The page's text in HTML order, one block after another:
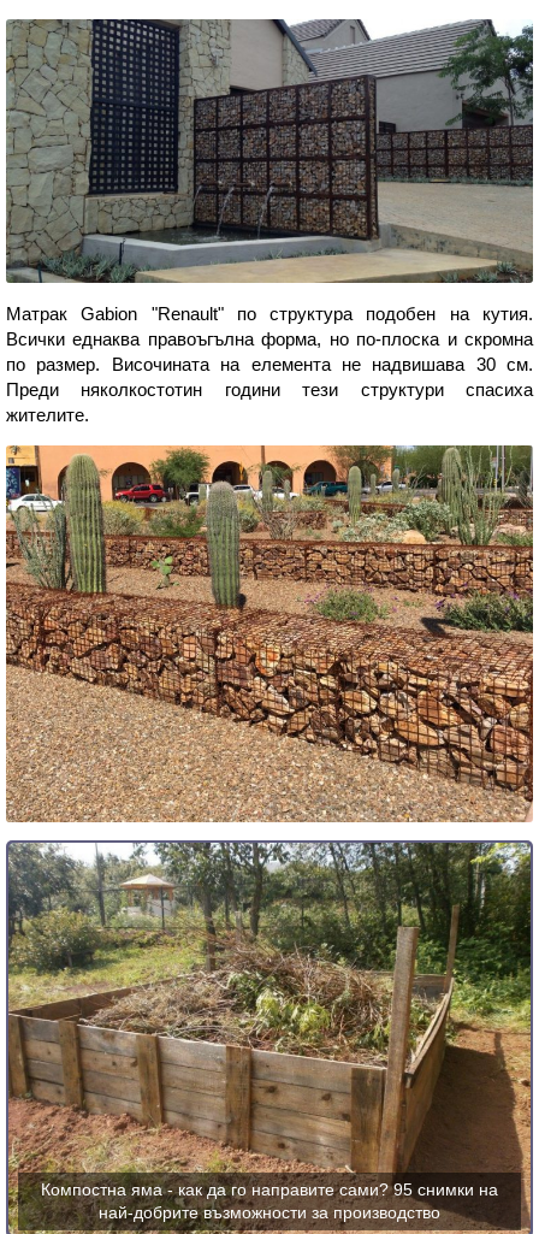
Матрак Gabion "Renault" по структура подобен на кутия.
Всички еднаква правоъгълна форма, но по-плоска и скромна
по размер. Височината на елемента не надвишава 30 см.
Преди няколкостотин години тези структури спасиха
жителите.
Компостна яма - как да го направите сами? 95 снимки на
най-добрите възможности за производство